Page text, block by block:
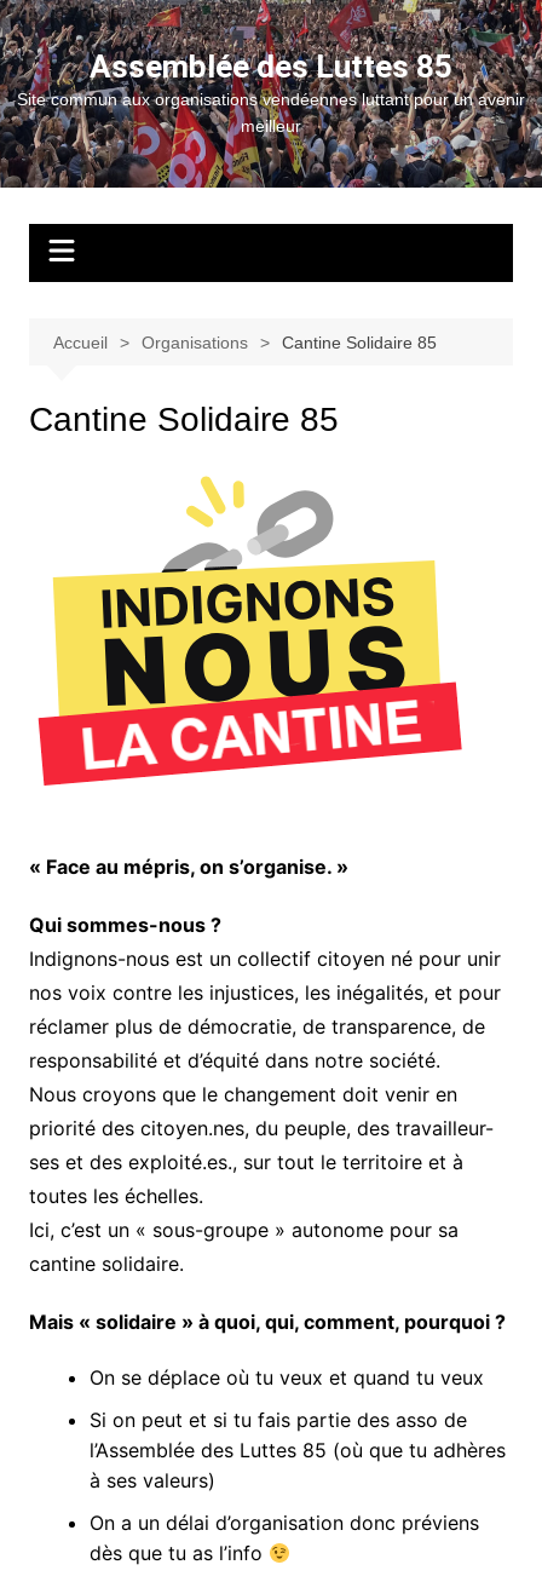
Aller
au
contenu
Assemblée des Luttes 85
Site commun aux organisations vendéennes luttant pour un avenir
meilleur
Accueil Organisations Cantine Solidaire 85
Cantine Solidaire 85
« Face au mépris, on s’organise. »
Qui sommes-nous ?
Indignons-nous est un collectif citoyen né pour unir
nos voix contre les injustices, les inégalités, et pour
réclamer plus de démocratie, de transparence, de
responsabilité et d’équité dans notre société.
Nous croyons que le changement doit venir en
priorité des citoyen.nes, du peuple, des travailleur-
ses et des exploité.es., sur tout le territoire et à
toutes les échelles.
Ici, c’est un « sous-groupe » autonome pour sa
cantine solidaire.
Mais « solidaire » à quoi, qui, comment, pourquoi ?
On se déplace où tu veux et quand tu veux
Si on peut et si tu fais partie des asso de
l’Assemblée des Luttes 85 (où que tu adhères
à ses valeurs)
On a un délai d’organisation donc préviens
dès que tu as l’info